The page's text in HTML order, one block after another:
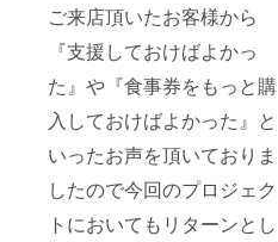
ご来店頂いたお客様から
『支援しておけばよかっ
た』や『食事券をもっと購
入しておけばよかった』と
いったお声を頂いておりま
したので今回のプロジェク
トにおいてもリターンとし